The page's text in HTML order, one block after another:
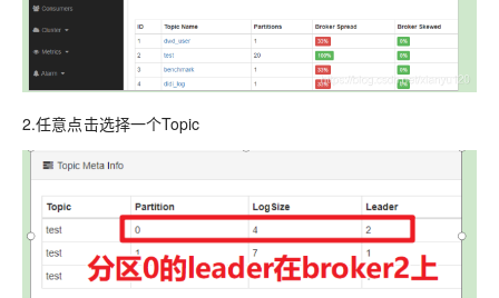
2.任意点击选择一个Topic